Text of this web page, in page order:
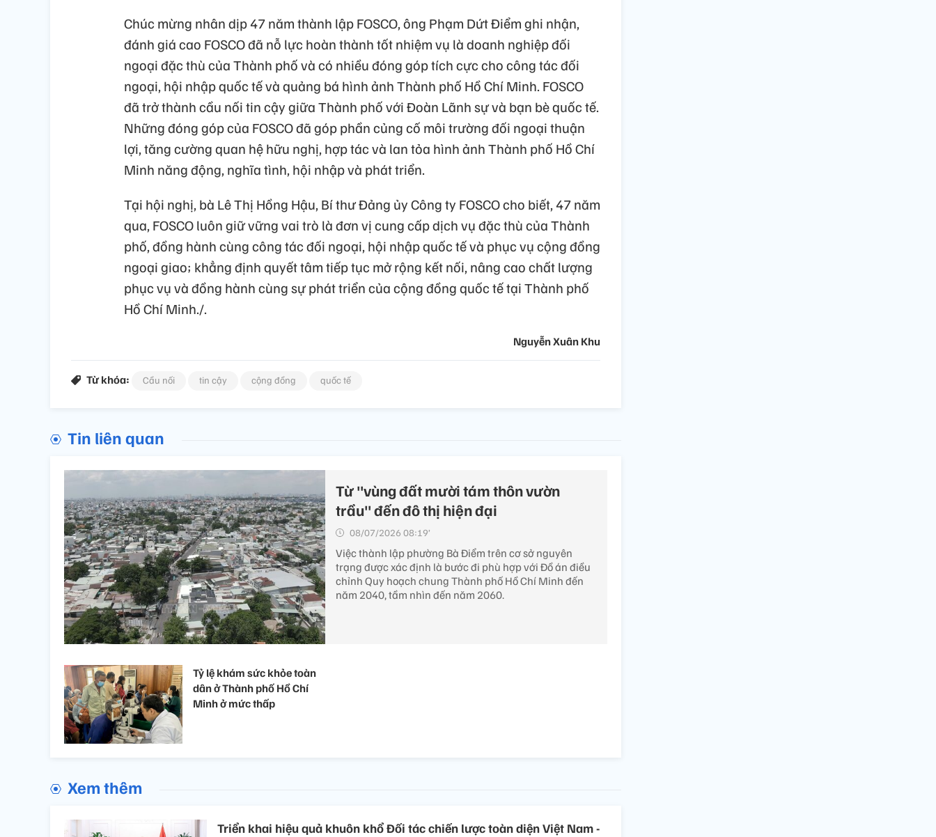
Chúc mừng nhân dịp 47 năm thành lập FOSCO, ông Phạm Dứt Điểm ghi nhận,
đánh giá cao FOSCO đã nỗ lực hoàn thành tốt nhiệm vụ là doanh nghiệp đối
ngoại đặc thù của Thành phố và có nhiều đóng góp tích cực cho công tác đối
ngoại, hội nhập quốc tế và quảng bá hình ảnh Thành phố Hồ Chí Minh. FOSCO
đã trở thành cầu nối tin cậy giữa Thành phố với Đoàn Lãnh sự và bạn bè quốc tế.
Những đóng góp của FOSCO đã góp phần củng cố môi trường đối ngoại thuận
lợi, tăng cường quan hệ hữu nghị, hợp tác và lan tỏa hình ảnh Thành phố Hồ Chí
Minh năng động, nghĩa tình, hội nhập và phát triển.
Tại hội nghị, bà Lê Thị Hồng Hậu, Bí thư Đảng ủy Công ty FOSCO cho biết, 47 năm
qua, FOSCO luôn giữ vững vai trò là đơn vị cung cấp dịch vụ đặc thù của Thành
phố, đồng hành cùng công tác đối ngoại, hội nhập quốc tế và phục vụ cộng đồng
ngoại giao; khẳng định quyết tâm tiếp tục mở rộng kết nối, nâng cao chất lượng
phục vụ và đồng hành cùng sự phát triển của cộng đồng quốc tế tại Thành phố
Hồ Chí Minh./.
Nguyễn Xuân Khu
Từ khóa: Cầu nối tin cậy cộng đồng quốc tế
Tin liên quan
Từ "vùng đất mười tám thôn vườn
trầu" đến đô thị hiện đại
08/07/2026 08:19’
Việc thành lập phường Bà Điểm trên cơ sở nguyên
trạng được xác định là bước đi phù hợp với Đồ án điều
chỉnh Quy hoạch chung Thành phố Hồ Chí Minh đến
năm 2040, tầm nhìn đến năm 2060.
Tỷ lệ khám sức khỏe toàn
dân ở Thành phố Hồ Chí
Minh ở mức thấp​
Xem thêm
Triển khai hiệu quả khuôn khổ Đối tác chiến lược toàn diện Việt Nam -